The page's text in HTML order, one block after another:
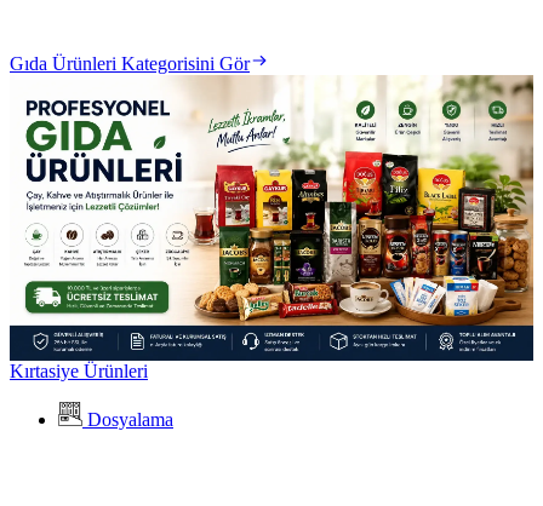
Gıda Ürünleri Kategorisini Gör
Kırtasiye Ürünleri
Dosyalama